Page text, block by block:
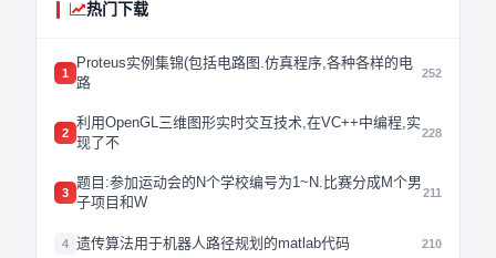
热门下载
1
Proteus实例集锦(包括电路图.仿真程序,各种各样的电
路
252
2
利用OpenGL三维图形实时交互技术,在VC++中编程,实
现了不
228
3
题目:参加运动会的N个学校编号为1~N.比赛分成M个男
子项目和W
211
4 遗传算法用于机器人路径规划的matlab代码 210